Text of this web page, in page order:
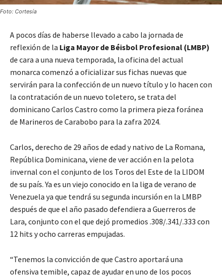
Foto: Cortesía
A pocos días de haberse llevado a cabo la jornada de
reflexión de la Liga Mayor de Béisbol Profesional (LMBP)
de cara a una nueva temporada, la oficina del actual
monarca comenzó a oficializar sus fichas nuevas que
servirán para la confección de un nuevo título y lo hacen con
la contratación de un nuevo toletero, se trata del
dominicano Carlos Castro como la primera pieza foránea
de Marineros de Carabobo para la zafra 2024.
Carlos, derecho de 29 años de edad y nativo de La Romana,
República Dominicana, viene de ver acción en la pelota
invernal con el conjunto de los Toros del Este de la LIDOM
de su país. Ya es un viejo conocido en la liga de verano de
Venezuela ya que tendrá su segunda incursión en la LMBP
después de que el año pasado defendiera a Guerreros de
Lara, conjunto con el que dejó promedios .308/.341/.333 con
12 hits y ocho carreras empujadas.
“Tenemos la convicción de que Castro aportará una
ofensiva temible, capaz de ayudar en uno de los pocos